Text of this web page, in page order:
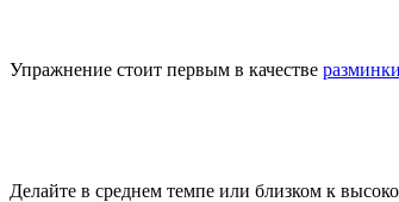
Упражнение стоит первым в качестве разминки
Делайте в среднем темпе или близком к